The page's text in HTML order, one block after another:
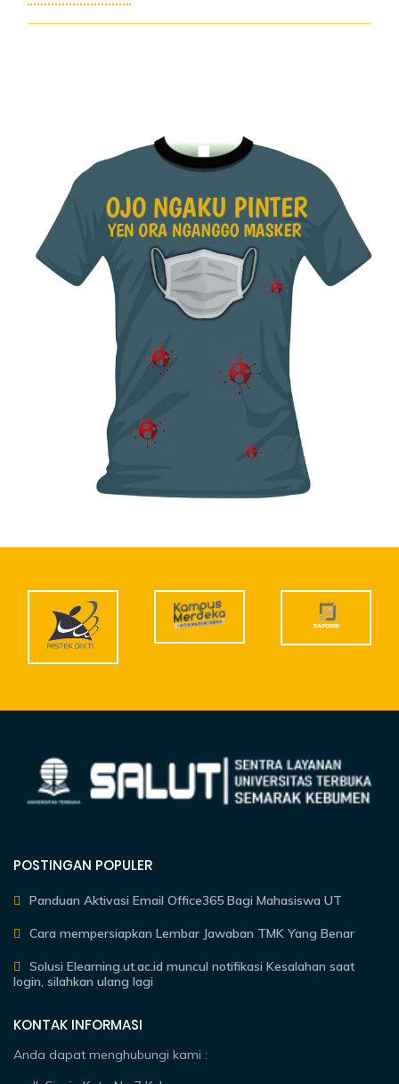
POSTINGAN POPULER
Panduan Aktivasi Email Office365 Bagi Mahasiswa UT
Cara mempersiapkan Lembar Jawaban TMK Yang Benar
Solusi Elearning.ut.ac.id muncul notifikasi Kesalahan saat
login, silahkan ulang lagi
KONTAK INFORMASI
Anda dapat menghubungi kami :